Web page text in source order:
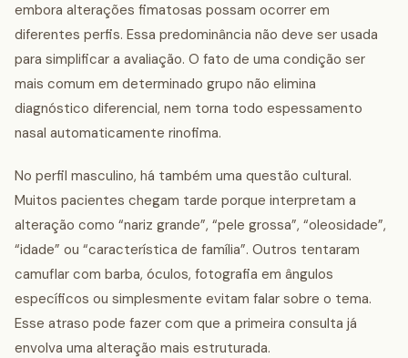
embora alterações fimatosas possam ocorrer em
diferentes perfis. Essa predominância não deve ser usada
para simplificar a avaliação. O fato de uma condição ser
mais comum em determinado grupo não elimina
diagnóstico diferencial, nem torna todo espessamento
nasal automaticamente rinofima.
No perfil masculino, há também uma questão cultural.
Muitos pacientes chegam tarde porque interpretam a
alteração como “nariz grande”, “pele grossa”, “oleosidade”,
“idade” ou “característica de família”. Outros tentaram
camuflar com barba, óculos, fotografia em ângulos
específicos ou simplesmente evitam falar sobre o tema.
Esse atraso pode fazer com que a primeira consulta já
envolva uma alteração mais estruturada.